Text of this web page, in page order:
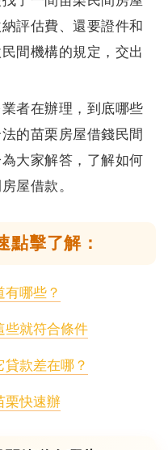
評估費、還要證件和
間機構的規定，交出
者在辦理，到底哪些
的苗栗房屋借錢民間
大家解答，了解如何
屋借款。
點擊了解：
哪些？
些就符合條件
款差在哪？
栗快速辦